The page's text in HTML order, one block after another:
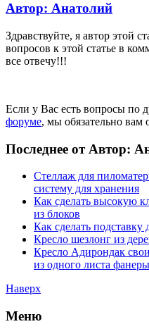
Автор: Анатолий
Здравствуйте, я автор этой
вопросов к этой статье в
все отвечу!!!
Если у Вас есть вопросы по
форуме, мы обязательно вам
Последнее от Автор:
Стеллаж для
систему для хранения
Как сделать высокую
из блоков
Как сделать подставку
Кресло шезлонг из
Кресло Адирондак
из одного листа фанеры
Наверх
Меню